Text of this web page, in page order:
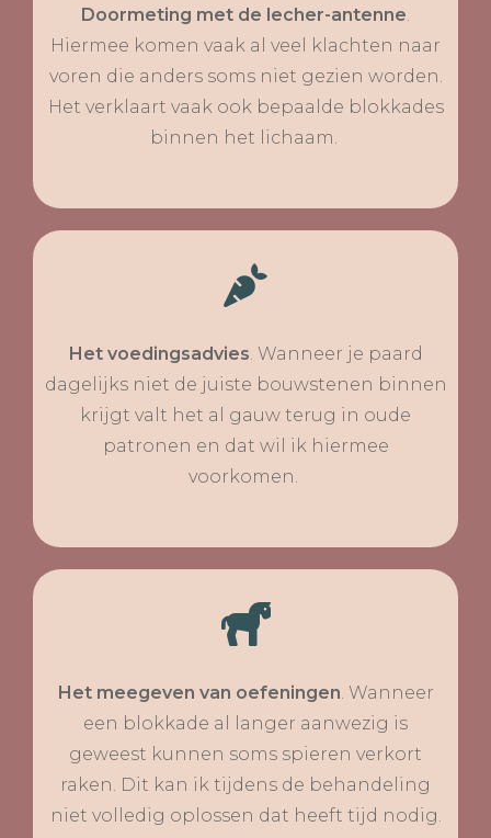
Doormeting met de lecher-antenne.
Hiermee komen vaak al veel klachten naar
voren die anders soms niet gezien worden.
Het verklaart vaak ook bepaalde blokkades
binnen het lichaam.
Het voedingsadvies. Wanneer je paard
dagelijks niet de juiste bouwstenen binnen
krijgt valt het al gauw terug in oude
patronen en dat wil ik hiermee
voorkomen.
Het meegeven van oefeningen. Wanneer
een blokkade al langer aanwezig is
geweest kunnen soms spieren verkort
raken. Dit kan ik tijdens de behandeling
niet volledig oplossen dat heeft tijd nodig.